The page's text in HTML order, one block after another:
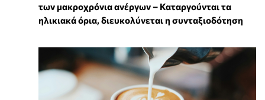
των μακροχρόνια ανέργων – Καταργούνται τα
ηλικιακά όρια, διευκολύνεται η συνταξιοδότηση